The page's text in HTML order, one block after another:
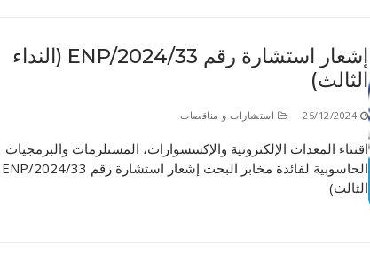
عروض التكوين
نماذج ما بعد التدرج
إشعار استشارة رقم 33/ENP/2024 (النداء
الثالث)
25/12/2024 استشارات و مناقصات
اقتناء المعدات الإلكترونية والإكسسوارات، المستلزمات والبرمجيات
الثالث)